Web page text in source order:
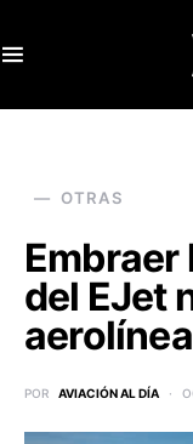
OTRAS
Embraer
del EJet
POR AVIACIÓN AL DÍA